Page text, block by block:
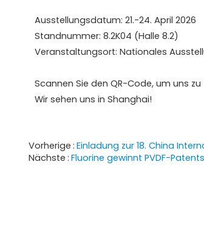
Ausstellungsdatum: 21.-24. April 2026
Standnummer: 8.2K04 (Halle 8.2)
Veranstaltungsort: Nationales
Scannen Sie den QR-Code, um uns
Wir sehen uns in Shanghai!
Vorherige Einladung zur 18. China
Nächste Fluorine gewinnt PVDF-